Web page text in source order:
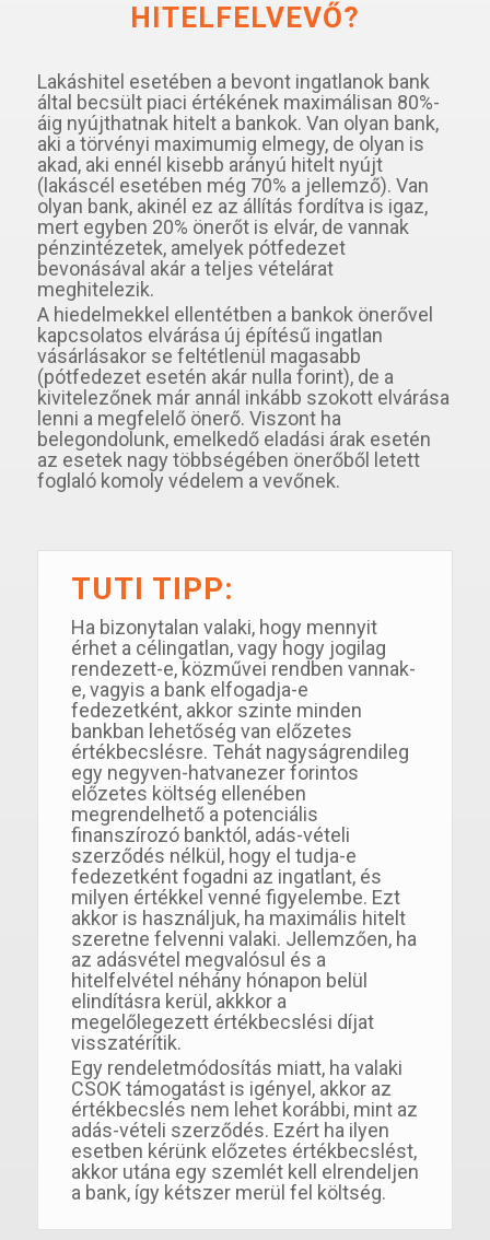
HITELFELVEVŐ?
Lakáshitel esetében a bevont ingatlanok bank
által becsült piaci értékének maximálisan 80%-
áig nyújthatnak hitelt a bankok. Van olyan bank,
aki a törvényi maximumig elmegy, de olyan is
akad, aki ennél kisebb arányú hitelt nyújt
(lakáscél esetében még 70% a jellemző). Van
olyan bank, akinél ez az állítás fordítva is igaz,
mert egyben 20% önerőt is elvár, de vannak
pénzintézetek, amelyek pótfedezet
bevonásával akár a teljes vételárat
meghitelezik.
A hiedelmekkel ellentétben a bankok önerővel
kapcsolatos elvárása új építésű ingatlan
vásárlásakor se feltétlenül magasabb
(pótfedezet esetén akár nulla forint), de a
kivitelezőnek már annál inkább szokott elvárása
lenni a megfelelő önerő. Viszont ha
belegondolunk, emelkedő eladási árak esetén
az esetek nagy többségében önerőből letett
foglaló komoly védelem a vevőnek.
TUTI TIPP:
Ha bizonytalan valaki, hogy mennyit
érhet a célingatlan, vagy hogy jogilag
rendezett-e, közművei rendben vannak-
e, vagyis a bank elfogadja-e
fedezetként, akkor szinte minden
bankban lehetőség van előzetes
értékbecslésre. Tehát nagyságrendileg
egy negyven-hatvanezer forintos
előzetes költség ellenében
megrendelhető a potenciális
finanszírozó banktól, adás-vételi
szerződés nélkül, hogy el tudja-e
fedezetként fogadni az ingatlant, és
milyen értékkel venné figyelembe. Ezt
akkor is használjuk, ha maximális hitelt
szeretne felvenni valaki. Jellemzően, ha
az adásvétel megvalósul és a
hitelfelvétel néhány hónapon belül
elindításra kerül, akkkor a
megelőlegezett értékbecslési díjat
visszatérítik.
Egy rendeletmódosítás miatt, ha valaki
CSOK támogatást is igényel, akkor az
értékbecslés nem lehet korábbi, mint az
adás-vételi szerződés. Ezért ha ilyen
esetben kérünk előzetes értékbecslést,
akkor utána egy szemlét kell elrendeljen
a bank, így kétszer merül fel költség.